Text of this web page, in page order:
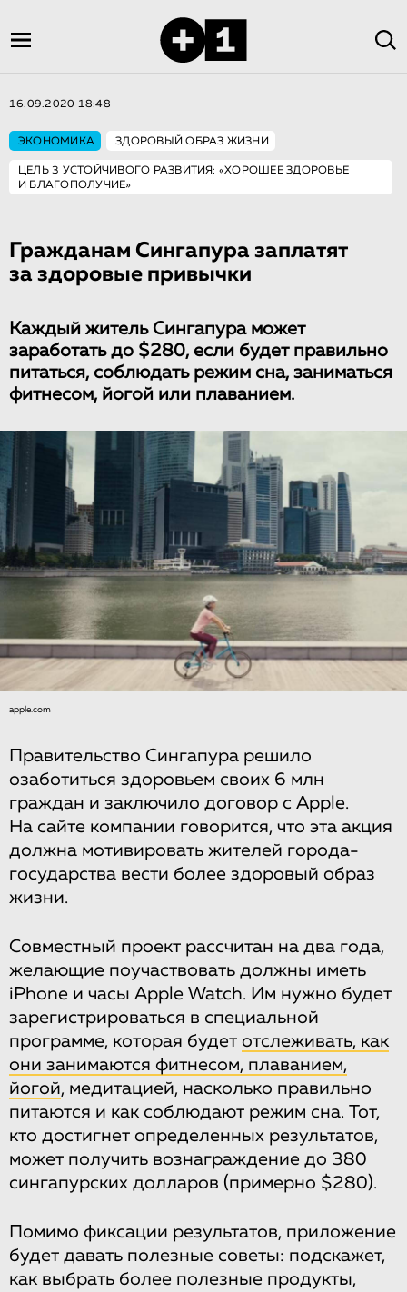
16.09.2020 18:48
ЭКОНОМИКА ЗДОРОВЫЙ ОБРАЗ ЖИЗНИ
ЦЕЛЬ 3 УСТОЙЧИВОГО РАЗВИТИЯ: «ХОРОШЕЕ ЗДОРОВЬЕ
И БЛАГОПОЛУЧИЕ»
Гражданам Сингапура заплатят
за здоровые привычки
Каждый житель Сингапура может
заработать до $280, если будет правильно
питаться, соблюдать режим сна, заниматься
фитнесом, йогой или плаванием.
apple.com
Правительство Сингапура решило
озаботиться здоровьем своих 6 млн
граждан и заключило договор с Apple.
На сайте компании говорится, что эта акция
должна мотивировать жителей города-
государства вести более здоровый образ
жизни.
Совместный проект рассчитан на два года,
желающие поучаствовать должны иметь
iPhone и часы Apple Watch. Им нужно будет
зарегистрироваться в специальной
программе, которая будет отслеживать, как
они занимаются фитнесом, плаванием,
йогой, медитацией, насколько правильно
питаются и как соблюдают режим сна. Тот,
кто достигнет определенных результатов,
может получить вознаграждение до 380
сингапурских долларов (примерно $280).
Помимо фиксации результатов, приложение
будет давать полезные советы: подскажет,
как выбрать более полезные продукты,